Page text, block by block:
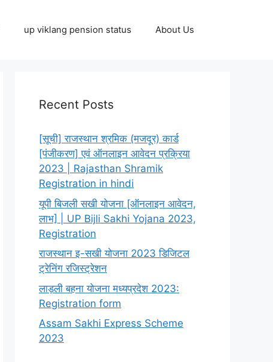
up viklang pension status About Us
Recent Posts
[सूची] राजस्थान श्रमिक (मजदूर) कार्ड
[पंजीकरण] एवं ऑनलाइन आवेदन प्रक्रिया
2023 | Rajasthan Shramik
Registration in hindi
यूपी बिजली सखी योजना [ऑनलाइन आवेदन,
लाभ] | UP Bijli Sakhi Yojana 2023,
Registration
राजस्थान इ-सखी योजना 2023 डिजिटल
ट्रेनिंग रजिस्ट्रेशन
लाड़ली बहना योजना मध्यप्रदेश 2023:
Registration form
Assam Sakhi Express Scheme
2023